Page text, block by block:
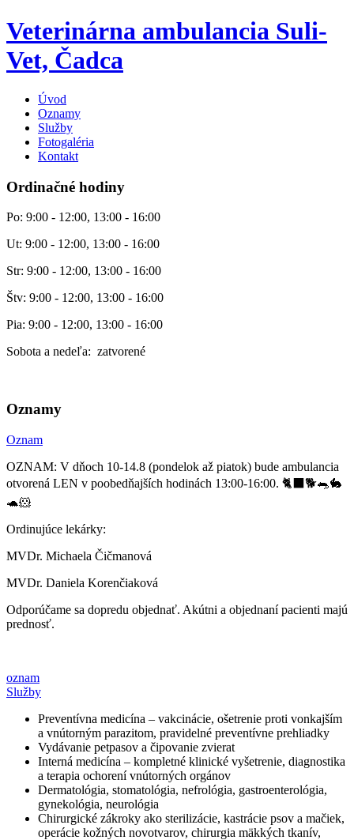
Veterinárna ambulancia Suli-
Vet, Čadca
Úvod
Oznamy
Služby
Fotogaléria
Kontakt
Ordinačné hodiny
Po: 9:00 - 12:00, 13:00 - 16:00
Ut: 9:00 - 12:00, 13:00 - 16:00
Str: 9:00 - 12:00, 13:00 - 16:00
Štv: 9:00 - 12:00, 13:00 - 16:00
Pia: 9:00 - 12:00, 13:00 - 16:00
Sobota a nedeľa: zatvorené
Oznamy
Oznam
OZNAM: V dňoch 10-14.8 (pondelok až piatok) bude ambulancia
otvorená LEN v poobedňajších hodinách 13:00-16:00. 🐈‍⬛🐕🐀🐇
🐢🐹
Ordinujúce lekárky:
MVDr. Michaela Čičmanová
MVDr. Daniela Korenčiaková
Odporúčame sa dopredu objednať. Akútni a objednaní pacienti majú
prednosť.
oznam
Služby
Preventívna medicína – vakcinácie, ošetrenie proti vonkajším
a vnútorným parazitom, pravidelné preventívne prehliadky
Vydávanie petpasov a čipovanie zvierat
Interná medicína – kompletné klinické vyšetrenie, diagnostika
a terapia ochorení vnútorných orgánov
Dermatológia, stomatológia, nefrológia, gastroenterológia,
gynekológia, neurológia
Chirurgické zákroky ako sterilizácie, kastrácie psov a mačiek,
operácie kožných novotvarov, chirurgia mäkkých tkanív,